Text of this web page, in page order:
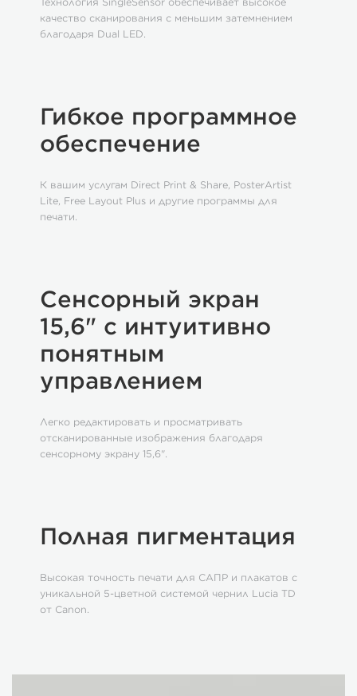
качество сканирования с меньшим затемнением
благодаря Dual LED.
Гибкое программное
обеспечение
К вашим услугам Direct Print & Share, PosterArtist
Lite, Free Layout Plus и другие программы для
печати.
Сенсорный экран
15,6" с интуитивно
понятным
управлением
Легко редактировать и просматривать
отсканированные изображения благодаря
сенсорному экрану 15,6".
Полная пигментация
Высокая точность печати для САПР и плакатов с
уникальной 5-цветной системой чернил Lucia TD
от Canon.